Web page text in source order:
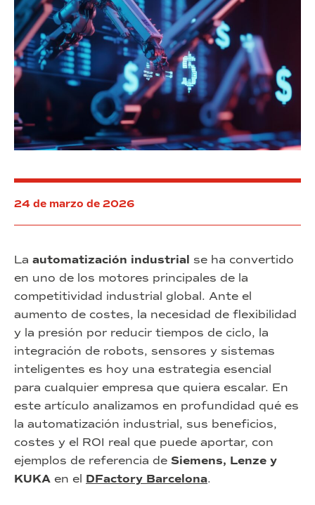
24 de marzo de 2026
La automatización industrial se ha convertido
en uno de los motores principales de la
competitividad industrial global. Ante el
aumento de costes, la necesidad de flexibilidad
y la presión por reducir tiempos de ciclo, la
integración de robots, sensores y sistemas
inteligentes es hoy una estrategia esencial
para cualquier empresa que quiera escalar. En
este artículo analizamos en profundidad qué es
la automatización industrial, sus beneficios,
costes y el ROI real que puede aportar, con
ejemplos de referencia de Siemens, Lenze y
KUKA en el DFactory Barcelona.